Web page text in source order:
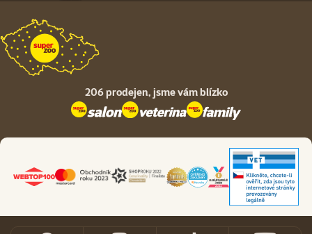
206 prodejen, jsme vám blízko